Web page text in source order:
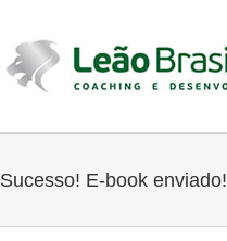
Sucesso! E-book enviado!